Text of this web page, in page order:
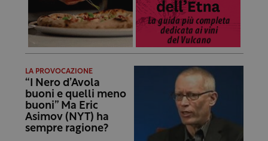
LA PROVOCAZIONE
“I Nero d’Avola
buoni e quelli meno
buoni” Ma Eric
Asimov (NYT) ha
sempre ragione?